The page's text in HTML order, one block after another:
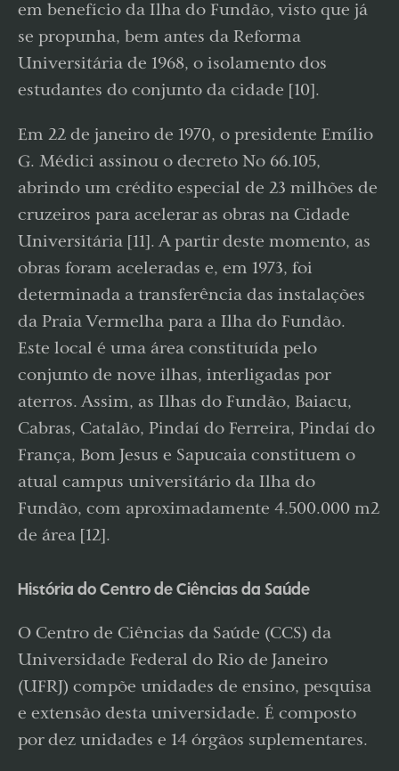
em benefício da Ilha do Fundão, visto que já
se propunha, bem antes da Reforma
Universitária de 1968, o isolamento dos
estudantes do conjunto da cidade [10].
Em 22 de janeiro de 1970, o presidente Emílio
G. Médici assinou o decreto No 66.105,
abrindo um crédito especial de 23 milhões de
cruzeiros para acelerar as obras na Cidade
Universitária [11]. A partir deste momento, as
obras foram aceleradas e, em 1973, foi
determinada a transferência das instalações
da Praia Vermelha para a Ilha do Fundão.
Este local é uma área constituída pelo
conjunto de nove ilhas, interligadas por
aterros. Assim, as Ilhas do Fundão, Baiacu,
Cabras, Catalão, Pindaí do Ferreira, Pindaí do
França, Bom Jesus e Sapucaia constituem o
atual campus universitário da Ilha do
Fundão, com aproximadamente 4.500.000 m2
de área [12].
História do Centro de Ciências da Saúde
O Centro de Ciências da Saúde (CCS) da
Universidade Federal do Rio de Janeiro
(UFRJ) compõe unidades de ensino, pesquisa
e extensão desta universidade. É composto
por dez unidades e 14 órgãos suplementares.